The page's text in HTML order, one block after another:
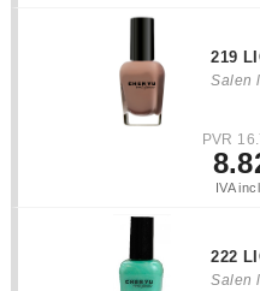
219
Salen
PVR
IVA
222
Salen